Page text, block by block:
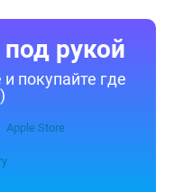
рукой
покупайте где